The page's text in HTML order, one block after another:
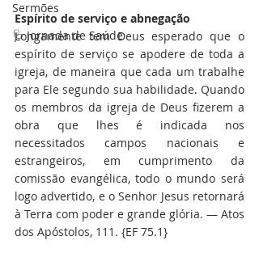
Sermões
🩺 Jornada de Saúde
Espírito de serviço e abnegação
Longamente tem Deus esperado que o
espírito de serviço se apodere de toda a
igreja, de maneira que cada um trabalhe
para Ele segundo sua habilidade. Quando
os membros da igreja de Deus fizerem a
obra que lhes é indicada nos
necessitados campos nacionais e
estrangeiros, em cumprimento da
comissão evangélica, todo o mundo será
logo advertido, e o Senhor Jesus retornará
à Terra com poder e grande glória. — Atos
dos Apóstolos, 111. {EF 75.1}